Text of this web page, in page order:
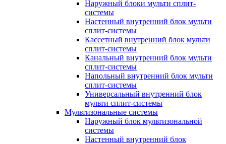
Наружный блоки мульти сплит-
системы
Настенный внутренний блок мульти
сплит-системы
Кассетный внутренний блок мульти
сплит-системы
Канальный внутренний блок мульти
сплит-системы
Напольный внутренний блок мульти
сплит-системы
Универсальный внутренний блок
мульти сплит-системы
Мультизональные системы
Наружный блок мультизональной
системы
Настенный внутренний блок